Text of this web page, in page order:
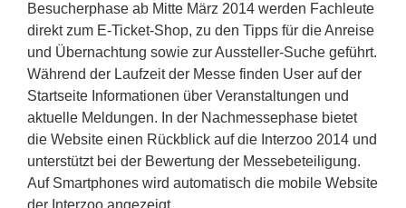
Besucherphase ab Mitte März 2014 werden Fachleute
direkt zum E-Ticket-Shop, zu den Tipps für die Anreise
und Übernachtung sowie zur Aussteller-Suche geführt.
Während der Laufzeit der Messe finden User auf der
Startseite Informationen über Veranstaltungen und
aktuelle Meldungen. In der Nachmessephase bietet
die Website einen Rückblick auf die Interzoo 2014 und
unterstützt bei der Bewertung der Messebeteiligung.
Auf Smartphones wird automatisch die mobile Website